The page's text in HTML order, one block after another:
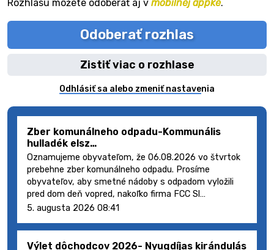
Rozhlasu môžete odoberať aj v mobilnej appke.
Odoberať rozhlas
Zistiť viac o rozhlase
Odhlásiť sa alebo zmeniť nastavenia
Zber komunálneho odpadu-Kommunális
hulladék elsz…
Oznamujeme obyvateľom, že 06.08.2026 vo štvrtok
prebehne zber komunálneho odpadu. Prosíme
obyvateľov, aby smetné nádoby s odpadom vyložili
pred dom deň vopred, nakoľko firma FCC Sl…
5. augusta 2026 08:41
Výlet dôchodcov 2026- Nyugdíjas kirándulás